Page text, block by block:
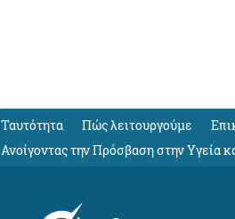
Ταυτότητα Πώς λειτουργούμε
Ανοίγοντας την Πρόσβαση στην Υγεία